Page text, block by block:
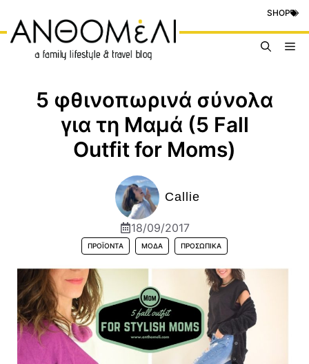
περιεχόμενο
SHOP
5 φθινοπωρινά σύνολα
για τη Μαμά (5 Fall
Outfit for Moms)
Callie
18/09/2017
ΠΡΟΪΟΝΤΑ ΜΌΔΑ ΠΡΟΣΩΠΙΚΆ